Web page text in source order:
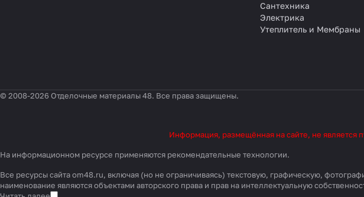
Сантехника
Электрика
Утеплитель и Мембраны
© 2008-2026 Отделочные материалы 48. Все права защищены.
Информация, размещённая на сайте, не является
На информационном ресурсе применяются рекомендательные технологии.
Все ресурсы сайта om48.ru, включая (но не ограничиваясь) текстовую, графическую,
наименование являются объектами авторского права и прав на интеллектуальную